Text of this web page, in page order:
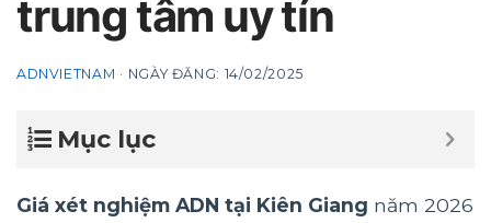
trung tâm uy tín
ADNVIETNAM · NGÀY ĐĂNG: 14/02/2025
Mục lục
Giá xét nghiệm ADN tại Kiên Giang năm 2026